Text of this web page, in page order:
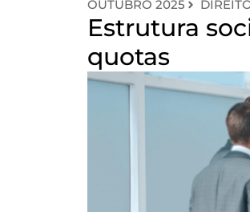
OUTUBRO 2025
Estrutura
quotas